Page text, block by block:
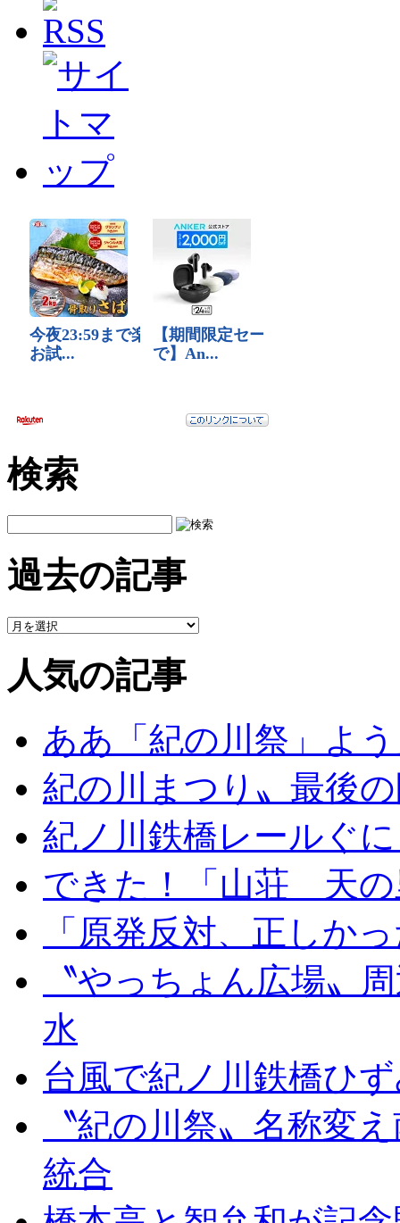
検索
過去の記事
人気の記事
ああ「紀の川祭」よ
紀の川まつり〟最後
紀ノ川鉄橋レールぐ
できた！「山荘 天の
「原発反対、正しか
〝やっちょん広場〟
水
台風で紀ノ川鉄橋ひ
〝紀の川祭〟名称変
統合